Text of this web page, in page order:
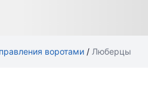
воротами / Люберцы